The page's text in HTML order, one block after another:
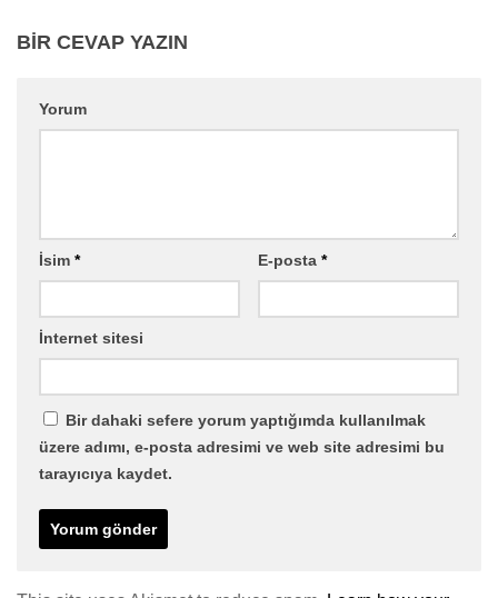
BIR CEVAP YAZIN
Yorum
İsim * E-posta *
İnternet sitesi
Bir dahaki sefere yorum yaptığımda kullanılmak
üzere adımı, e-posta adresimi ve web site adresimi bu
tarayıcıya kaydet.